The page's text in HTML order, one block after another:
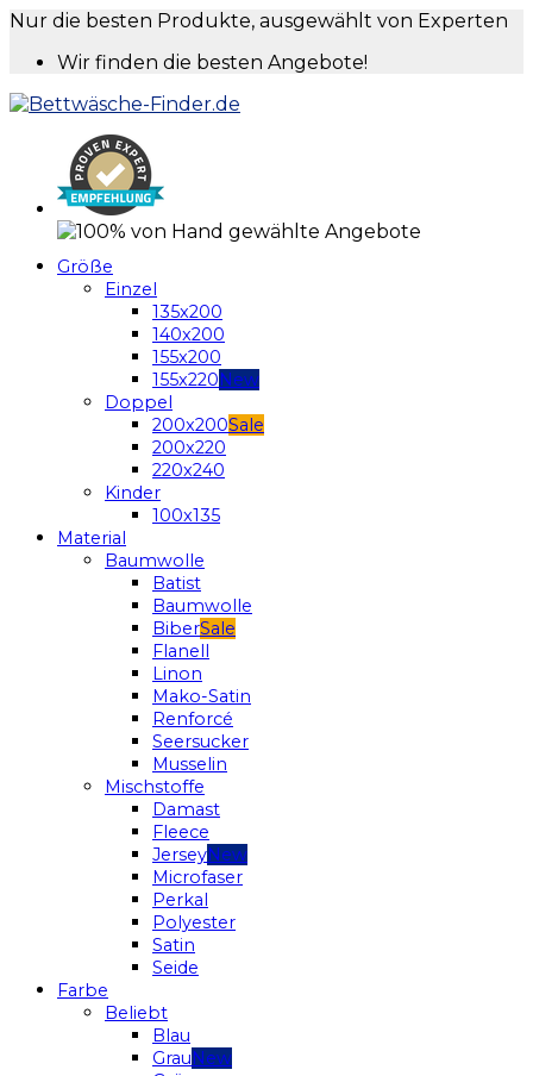
Nur die besten Produkte, ausgewählt von Experten
Wir finden die besten Angebote!
Größe
Einzel
135x200
140x200
155x200
155x220
Doppel
200x200
200x220
220x240
Kinder
100x135
Material
Baumwolle
Batist
Baumwolle
Biber
Flanell
Linon
Mako-Satin
Renforcé
Seersucker
Musselin
Mischstoffe
Damast
Fleece
Jersey
Microfaser
Perkal
Polyester
Satin
Seide
Farbe
Beliebt
Blau
Grau